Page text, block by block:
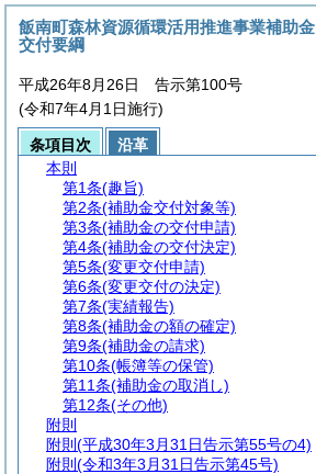
飯南町森林資源循環活用推進事業補助金
交付要綱
平成26年8月26日 告示第100号
(令和7年4月1日施行)
条項目次
沿革
本則
第1条(趣旨)
第2条(補助金交付対象等)
第3条(補助金の交付申請)
第4条(補助金の交付決定)
第5条(変更交付申請)
第6条(変更交付の決定)
第7条(実績報告)
第8条(補助金の額の確定)
第9条(補助金の請求)
第10条(帳簿等の保管)
第11条(補助金の取消し)
第12条(その他)
附則
附則 (平成30年3月31日告示第55号の4)
附則 (令和3年3月31日告示第45号)